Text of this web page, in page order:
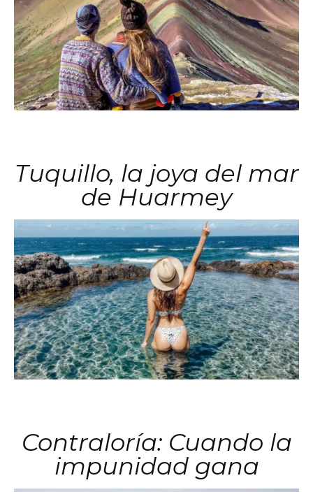
Tuquillo, la joya del mar
de Huarmey
Contraloría: Cuando la
impunidad gana